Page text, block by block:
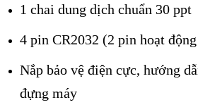
1 chai dung dịch chuẩn 30 ppt
4 pin CR2032 (2 pin hoạt
Nắp bảo vệ điện cực, hướng
đựng máy